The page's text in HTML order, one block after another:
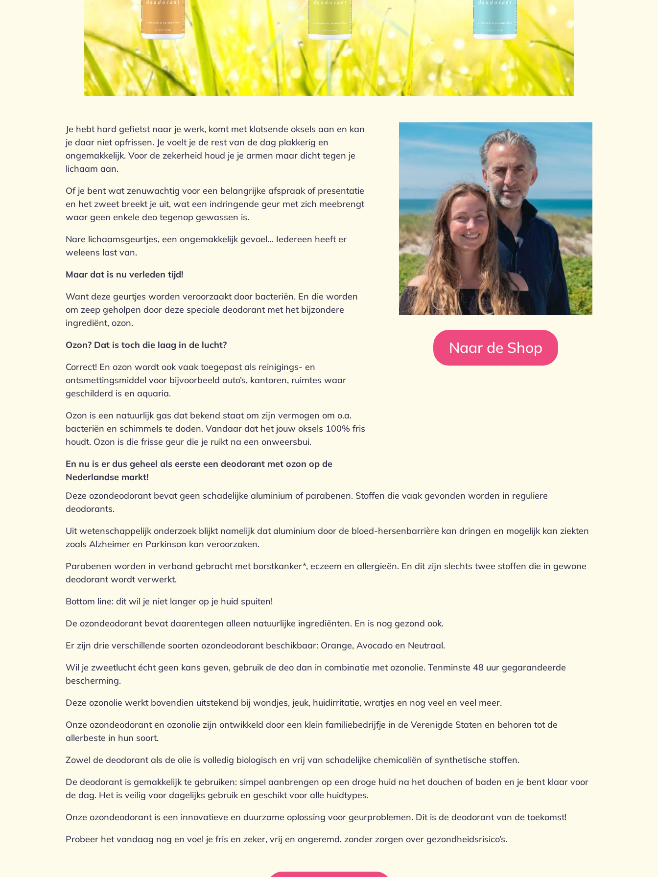
Je hebt hard gefietst naar je werk, komt met klotsende oksels aan en kan
je daar niet opfrissen. Je voelt je de rest van de dag plakkerig en
ongemakkelijk. Voor de zekerheid houd je je armen maar dicht tegen je
lichaam aan.
Of je bent wat zenuwachtig voor een belangrijke afspraak of presentatie
en het zweet breekt je uit, wat een indringende geur met zich meebrengt
waar geen enkele deo tegenop gewassen is.
Nare lichaamsgeurtjes, een ongemakkelijk gevoel… Iedereen heeft er
weleens last van.
Maar dat is nu verleden tijd!
Want deze geurtjes worden veroorzaakt door bacteriën. En die worden
om zeep geholpen door deze speciale deodorant met het bijzondere
ingrediënt, ozon.
Ozon? Dat is toch die laag in de lucht?
Correct! En ozon wordt ook vaak toegepast als reinigings- en
ontsmettingsmiddel voor bijvoorbeeld auto’s, kantoren, ruimtes waar
geschilderd is en aquaria.
Ozon is een natuurlijk gas dat bekend staat om zijn vermogen om o.a.
bacteriën en schimmels te doden. Vandaar dat het jouw oksels 100% fris
houdt. Ozon is die frisse geur die je ruikt na een onweersbui.
En nu is er dus geheel als eerste een deodorant met ozon op de
Nederlandse markt!
Naar de Shop
Deze ozondeodorant bevat geen schadelijke aluminium of parabenen. Stoffen die vaak gevonden worden in reguliere
deodorants.
Uit wetenschappelijk onderzoek blijkt namelijk dat aluminium door de bloed-hersenbarrière kan dringen en mogelijk kan ziekten
zoals Alzheimer en Parkinson kan veroorzaken.
Parabenen worden in verband gebracht met borstkanker*, eczeem en allergieën. En dit zijn slechts twee stoffen die in gewone
deodorant wordt verwerkt.
Bottom line: dit wil je niet langer op je huid spuiten!
De ozondeodorant bevat daarentegen alleen natuurlijke ingrediënten. En is nog gezond ook.
Er zijn drie verschillende soorten ozondeodorant beschikbaar: Orange, Avocado en Neutraal.
Wil je zweetlucht écht geen kans geven, gebruik de deo dan in combinatie met ozonolie. Tenminste 48 uur gegarandeerde
bescherming.
Deze ozonolie werkt bovendien uitstekend bij wondjes, jeuk, huidirritatie, wratjes en nog veel en veel meer.
Onze ozondeodorant en ozonolie zijn ontwikkeld door een klein familiebedrijfje in de Verenigde Staten en behoren tot de
allerbeste in hun soort.
Zowel de deodorant als de olie is volledig biologisch en vrij van schadelijke chemicaliën of synthetische stoffen.
De deodorant is gemakkelijk te gebruiken: simpel aanbrengen op een droge huid na het douchen of baden en je bent klaar voor
de dag. Het is veilig voor dagelijks gebruik en geschikt voor alle huidtypes.
Onze ozondeodorant is een innovatieve en duurzame oplossing voor geurproblemen. Dit is de deodorant van de toekomst!
Probeer het vandaag nog en voel je fris en zeker, vrij en ongeremd, zonder zorgen over gezondheidsrisico’s.